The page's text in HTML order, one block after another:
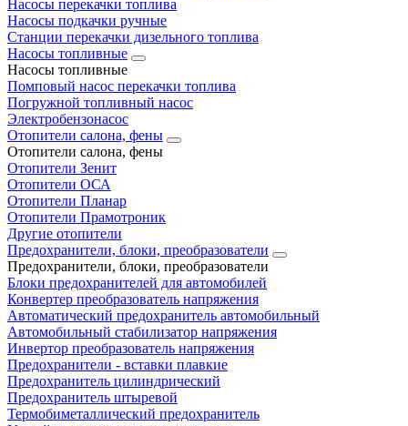
Насосы перекачки топлива
Насосы подкачки ручные
Станции перекачки дизельного топлива
Насосы топливные
Насосы топливные
Помповый насос перекачки топлива
Погружной топливный насос
Электробензонасос
Отопители салона, фены
Отопители салона, фены
Отопители Зенит
Отопители ОСА
Отопители Планар
Отопители Прамотроник
Другие отопители
Предохранители, блоки, преобразователи
Предохранители, блоки, преобразователи
Блоки предохранителей для автомобилей
Конвертер преобразователь напряжения
Автоматический предохранитель автомобильный
Автомобильный стабилизатор напряжения
Инвертор преобразователь напряжения
Предохранители - вставки плавкие
Предохранитель цилиндрический
Предохранитель штыревой
Термобиметаллический предохранитель